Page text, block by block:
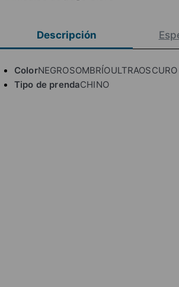
Descripción
ColorNEGROSOMBRÍOULTRAOSCURO
Tipo de prendaCHINO